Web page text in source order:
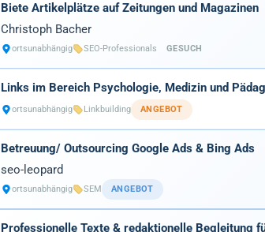
Biete Artikelplätze auf Zeitungen und Magazinen
Christoph Bacher
ortsunabhängig SEO-Professionals GESUCH
Links im Bereich Psychologie, Medizin und
ortsunabhängig Linkbuilding ANGEBOT
Betreuung/ Outsourcing Google Ads & Bing Ads
seo-leopard
ortsunabhängig SEM ANGEBOT
Professionelle Texte & redaktionelle Begleitung